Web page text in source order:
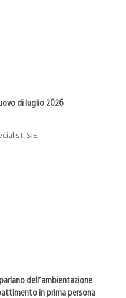
di luglio 2026
SIE
dell’ambientazione
in prima persona